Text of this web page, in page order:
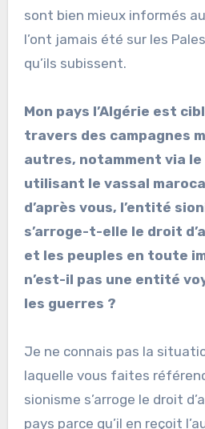
sont bien mieux informés
l’ont jamais été sur les
qu’ils subissent.
Mon pays l’Algérie est
travers des campagnes
autres, notamment via le
utilisant le vassal
d’après vous, l’entité
s’arroge-t-elle le droit
et les peuples en toute
n’est-il pas une entité
les guerres ?
Je ne connais pas la
laquelle vous faites
sionisme s’arroge le droit
pays parce qu’il en reçoit